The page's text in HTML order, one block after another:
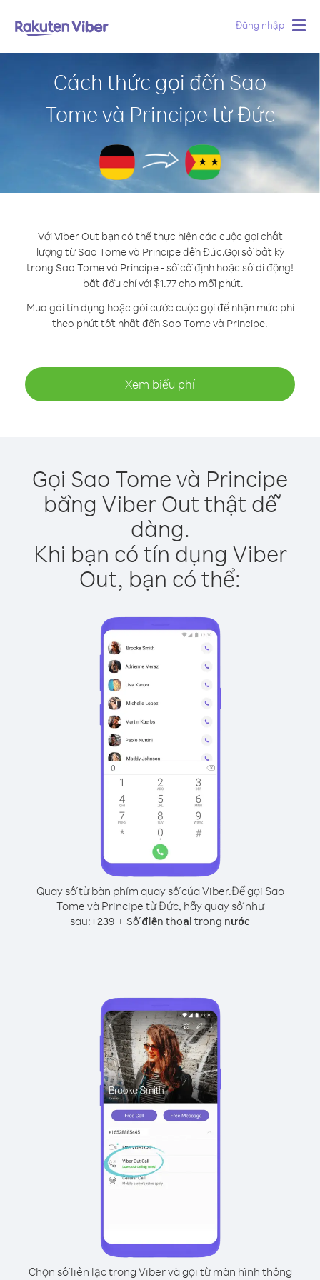
Đăng nhập
Cách thức gọi đến Sao
Tome và Principe từ Đức
Với Viber Out bạn có thể thực hiện các cuộc gọi chất
lượng từ Sao Tome và Principe đến Đức.Gọi số bất kỳ
trong Sao Tome và Principe - số cố định hoặc số di động!
- bắt đầu chỉ với $1.77 cho mỗi phút.
Mua gói tín dụng hoặc gói cước cuộc gọi để nhận mức phí
theo phút tốt nhất đến Sao Tome và Principe.
Xem biểu phí
Gọi Sao Tome và Principe
bằng Viber Out thật dễ
dàng.
Khi bạn có tín dụng Viber
Out, bạn có thể:
Quay số từ bàn phím quay số của Viber.Để gọi Sao
Tome và Principe từ Đức, hãy quay số như
sau:+239 + Số điện thoại trong nước
Chọn số liên lạc trong Viber và gọi từ màn hình thông